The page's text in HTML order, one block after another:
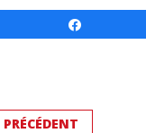
PRÉCÉDENT